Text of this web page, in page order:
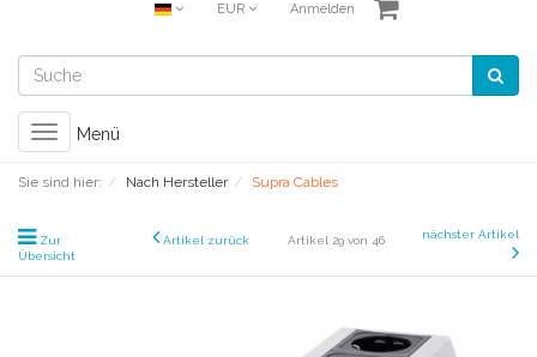
EUR Anmelden
Toggle
navigation
Menü
Sie sind hier: Nach Hersteller Supra Cables
Zur
Übersicht
Artikel zurück Artikel 29 von 46 nächster Artikel